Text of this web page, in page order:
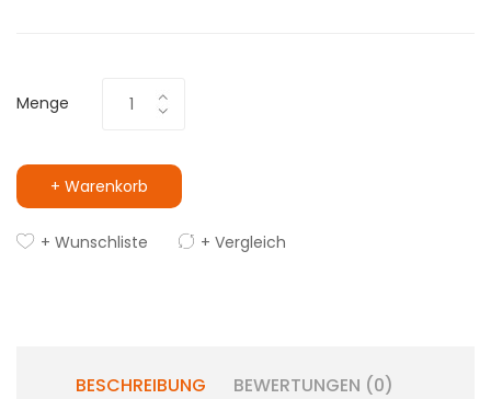
Menge
+ Warenkorb
+ Wunschliste + Vergleich
BESCHREIBUNG BEWERTUNGEN (0)